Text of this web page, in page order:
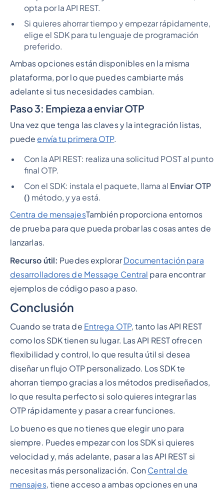
opta por la API REST.
Si quieres ahorrar tiempo y empezar rápidamente,
elige el SDK para tu lenguaje de programación
preferido.
Ambas opciones están disponibles en la misma
plataforma, por lo que puedes cambiarte más
adelante si tus necesidades cambian.
Paso 3: Empieza a enviar OTP
Una vez que tenga las claves y la integración listas,
puede envía tu primera OTP.
Con la API REST: realiza una solicitud POST al punto
final OTP.
Con el SDK: instala el paquete, llama al Enviar OTP
() método, y ya está.
Centra de mensajesTambién proporciona entornos
de prueba para que pueda probar las cosas antes de
lanzarlas.
Recurso útil: Puedes explorarDocumentación para
desarrolladores de Message Central para encontrar
ejemplos de código paso a paso.
Conclusión
Cuando se trata de Entrega OTP, tanto las API REST
como los SDK tienen su lugar. Las API REST ofrecen
flexibilidad y control, lo que resulta útil si desea
diseñar un flujo OTP personalizado. Los SDK te
ahorran tiempo gracias a los métodos prediseñados,
lo que resulta perfecto si solo quieres integrar las
OTP rápidamente y pasar a crear funciones.
Lo bueno es que no tienes que elegir uno para
siempre. Puedes empezar con los SDK si quieres
velocidad y, más adelante, pasar a las API REST si
necesitas más personalización. Con Central de
mensajes, tiene acceso a ambas opciones en una